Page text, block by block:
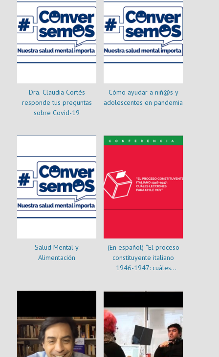
Dra. Claudia Cortés
responde tus preguntas
sobre Covid-19
Cómo ayudar a niñ@s y
adolescentes en pandemia
Salud Mental y
Alimentación
(En español) “El proceso
constituyente italiano
1946-1947: cuáles